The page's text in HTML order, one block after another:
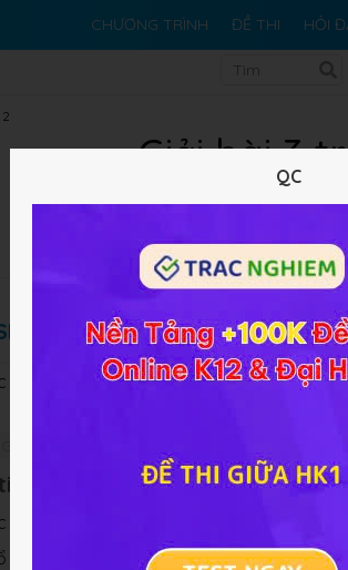
CHƯƠNG TRÌNH ĐỀ THI HỎI
Giải bài 3
10 trắc nghiệm
Lý thuyết 10
GDCD 8
trong việc bảo vệ tài sản nhà nước và
Bài tập 3
trong việc bảo vệ tài sản nhà nước và lợi
chức các quy định, pháp chế, phân loại
QC